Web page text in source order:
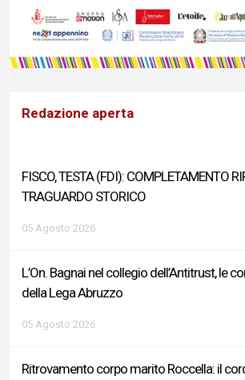
Redazione aperta
FISCO, TESTA (FDI): COMPLETAMENTO
TRAGUARDO STORICO
05 Agosto 2026
L’On. Bagnai nel collegio dell’Antitrust, le
della Lega Abruzzo
05 Agosto 2026
Ritrovamento corpo marito Roccella: il